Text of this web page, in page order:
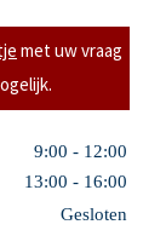
met uw vraag
9:00 - 12:00
13:00 - 16:00
Gesloten